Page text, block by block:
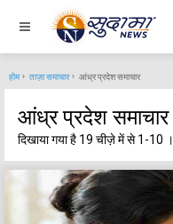
होम ताज़ा समाचार आंध्र प्रदेश समाचार
आंध्र प्रदेश समाचार
दिखाया गया है 19 चीज़े में से 1-10 ।